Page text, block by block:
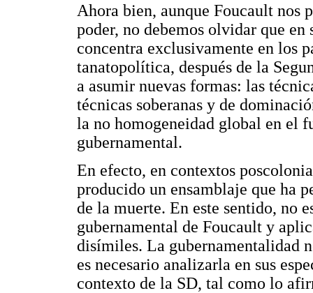
Ahora bien, aunque Foucault nos
poder, no debemos olvidar que
concentra exclusivamente en los
tanatopolítica, después de la
a asumir nuevas formas: las
técnicas soberanas y de
la no homogeneidad global en el
gubernamental.
En efecto, en contextos
producido un ensamblaje que ha
de la muerte. En este sentido, no
gubernamental de Foucault y
disímiles. La gubernamentalidad
es necesario analizarla en sus
contexto de la SD, tal como lo